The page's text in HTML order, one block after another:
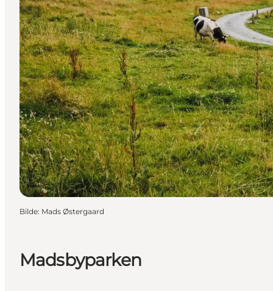
Madsbyparken
Bilde: Mads Østergaard